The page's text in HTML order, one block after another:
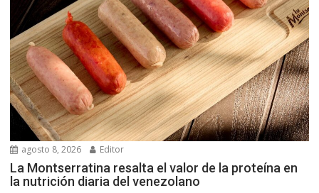
agosto 8, 2026 Editor
La Montserratina resalta el valor de la proteína en
la nutrición diaria del venezolano